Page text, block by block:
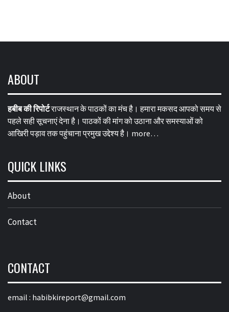
ABOUT
हबीब की रिपोर्टराजस्थान के पाठकों का मंच है। हमारा मकसद आपको समय से
पहले सही सूचनाएं देना है। पाठकों की मांग को उठाना और समस्याओं को
आखिरी पड़ाव तक पहुंचाना प्रमुख उद्देश्य है। more…
QUICK LINKS
About
Contact
CONTACT
email : habibkireport@gmail.com